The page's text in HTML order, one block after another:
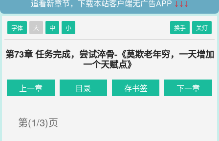
追看新章节，下载本站客户端无广告APP ↓↓↓
字体 大 中 小 换手 关灯
第73章 任务完成，尝试淬骨-《莫欺老年穷，一天增加
一个天赋点》
上一章 目录 存书签 下一章
第(1/3)页